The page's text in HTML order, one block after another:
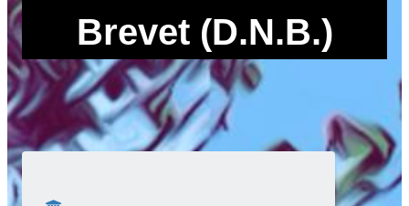
Brevet (D.N.B.)